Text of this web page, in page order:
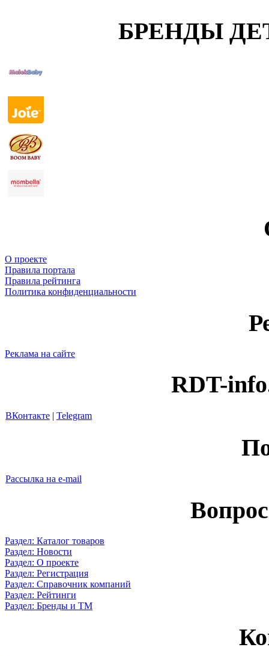
БРЕНДЫ
О проекте
Правила портала
Правила рейтинга
Политика конфиденциальности
Реклама на сайте
RDT-
ВКонтакте | Telegram
Рассылка на e-mail
Раздел: Каталог товаров
Раздел: Новости
Раздел: О проекте
Раздел: Регистрация
Раздел: Справочник компаний
Раздел: Рейтинги
Раздел: Бренды и ТМ